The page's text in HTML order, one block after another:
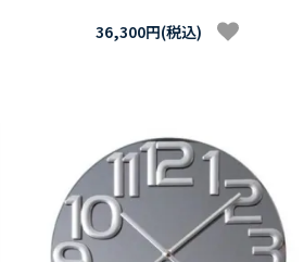
36,300円(税込)